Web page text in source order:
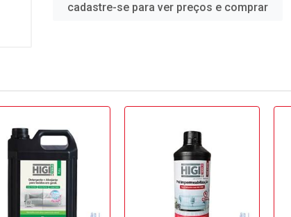
cadastre-se para ver preços e comprar